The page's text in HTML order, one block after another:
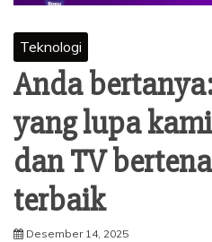
Teknologi
Anda
yang lupa
dan TV
terbaik
Desember 14, 2025